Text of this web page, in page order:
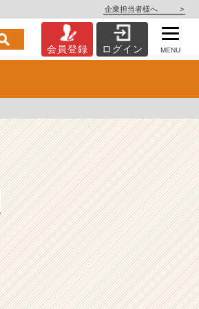
企業担当者様へ >
会員登録 ログイン MENU